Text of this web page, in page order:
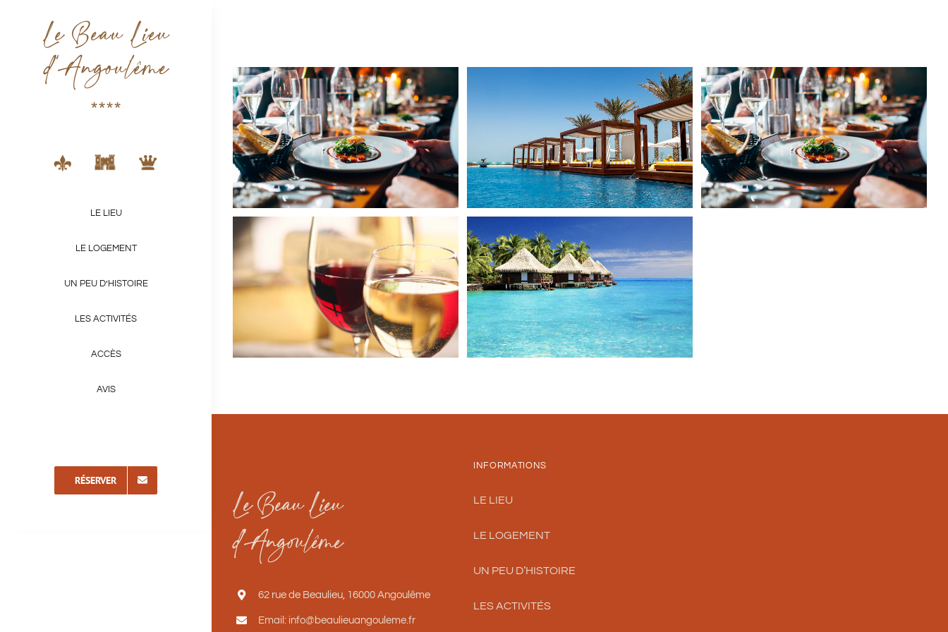
Le Beau Lieu
d’Angoulême
****
LE LIEU
LE LOGEMENT
UN PEU D’HISTOIRE
LES ACTIVITÉS
ACCÈS
AVIS
RÉSERVER
Le Beau Lieu
d’Angoulême
62 rue de Beaulieu, 16000 Angoulême
Email: info@beaulieuangouleme.fr
INFORMATIONS
LE LIEU
LE LOGEMENT
UN PEU D’HISTOIRE
LES ACTIVITÉS